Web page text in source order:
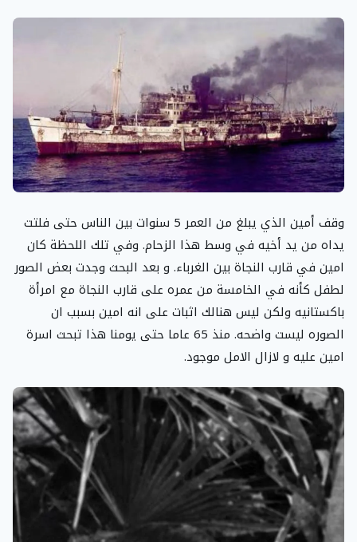
وقف أمين الذي يبلغ من العمر 5 سنوات بين الناس حتى فلتت
يداه من يد أخيه في وسط هذا الزحام. وفي تلك اللحظة كان
امين في قارب النجاة بين الغرباء. و بعد البحث وجدت بعض الصور
لطفل كأنه في الخامسة من عمره على قارب النجاة مع امرأة
باكستانيه ولكن ليس هنالك اثبات على انه امين بسبب ان
الصوره ليست واضحه. منذ 65 عاما حتى يومنا هذا تبحث اسرة
امين عليه و لازال الامل موجود.